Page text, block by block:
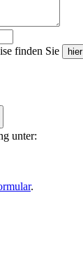
finden Sie hier
unter:
.